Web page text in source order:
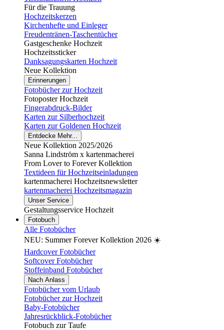
Für die Trauung
Hochzeitskerzen
Kirchenhefte und Einleger
Freudentränen-Taschentücher
Gastgeschenke Hochzeit
Hochzeitssticker
Danksagungskarten Hochzeit
Neue Kollektion
Erinnerungen
Fotobücher zur Hochzeit
Fotoposter Hochzeit
Fingerabdruck-Bilder
Karten zur Silberhochzeit
Karten zur Goldenen Hochzeit
Entdecke Mehr...
Neue Kollektion 2025/2026
Sanna Lindström x kartenmacherei
From Lover to Forever Kollektion
Textideen für Hochzeitseinladungen
kartenmacherei Hochzeitsnewsletter
kartenmacherei Hochzeitsmagazin
Unser Service
Gestaltungsservice Hochzeit
Fotobuch
Alle Fotobücher
NEU: Summer Forever Kollektion 2026 ☀️
Hardcover Fotobücher
Softcover Fotobücher
Stoffeinband Fotobücher
Nach Anlass
Fotobücher vom Urlaub
Fotobücher zur Hochzeit
Baby-Fotobücher
Jahresrückblick-Fotobücher
Fotobuch zur Taufe